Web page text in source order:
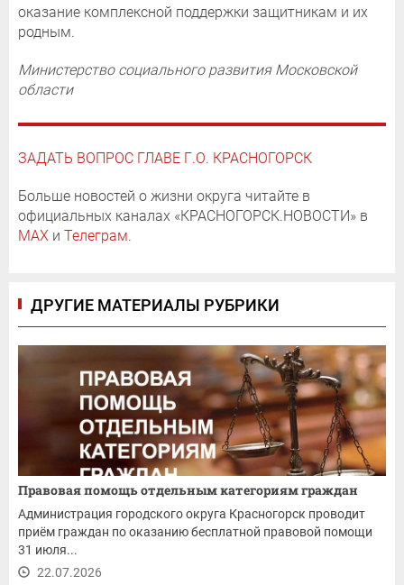
оказание комплексной поддержки защитникам и их
родным.
Министерство социального развития Московской
области
ЗАДАТЬ ВОПРОС ГЛАВЕ Г.О. КРАСНОГОРСК
Больше новостей о жизни округа читайте в
официальных каналах «КРАСНОГОРСК.НОВОСТИ» в
MAX и Телеграм.
ДРУГИЕ МАТЕРИАЛЫ РУБРИКИ
Правовая помощь отдельным категориям граждан
Администрация городского округа Красногорск проводит
приём граждан по оказанию бесплатной правовой помощи
31 июля...
22.07.2026